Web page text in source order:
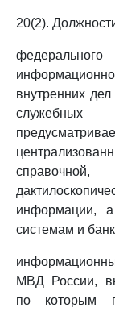
20(2).
внутренних
служебных
справочной,
информации,
системам и
МВД России,
по которым